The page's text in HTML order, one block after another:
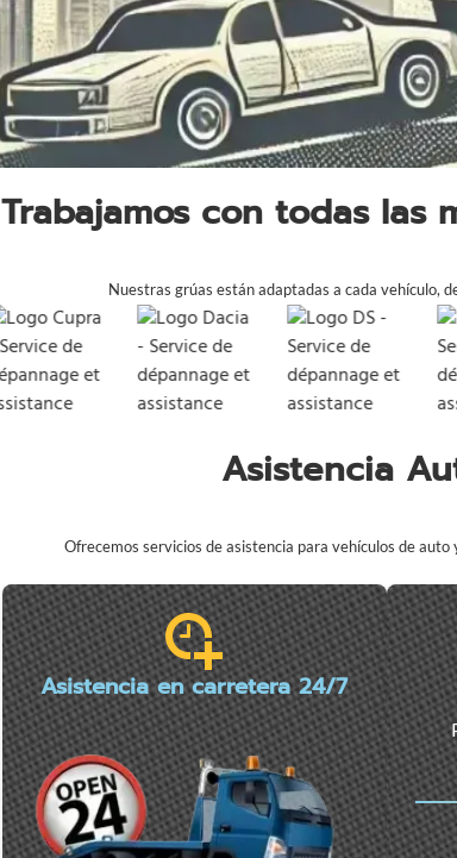
Trabajamos con todas las
Nuestras grúas están adaptadas a cada vehículo,
Asistencia
Ofrecemos servicios de asistencia para vehículos de
Asistencia en carretera 24/7